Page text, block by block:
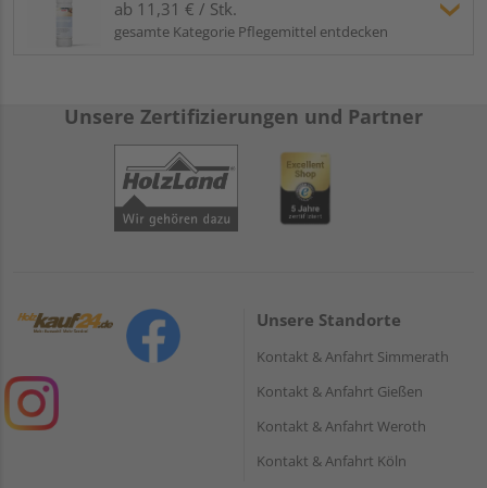
ab 11,31 € / Stk.
gesamte Kategorie Pflegemittel entdecken
Unsere Zertifizierungen und Partner
Unsere Standorte
Kontakt & Anfahrt Simmerath
Kontakt & Anfahrt Gießen
Kontakt & Anfahrt Weroth
Kontakt & Anfahrt Köln